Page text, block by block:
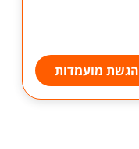
הגשת מועמדות